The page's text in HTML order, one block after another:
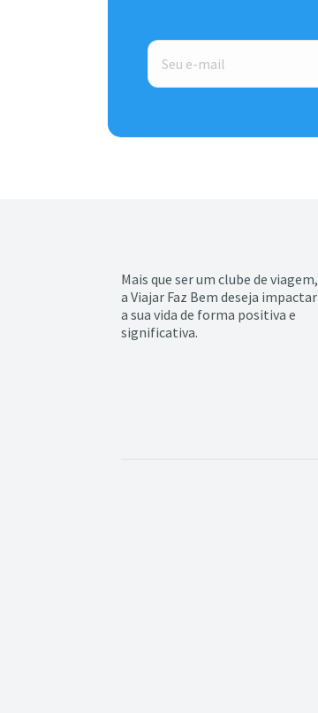
E-
mail *
Mais que ser um clube de viagem,
a Viajar Faz Bem deseja impactar
a sua vida de forma positiva e
significativa.